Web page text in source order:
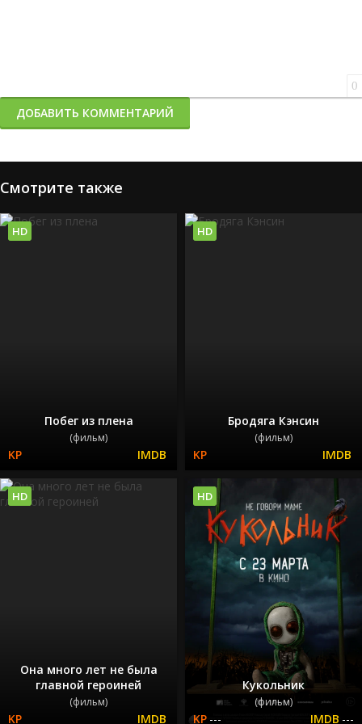
0
ДОБАВИТЬ КОММЕНТАРИЙ
Смотрите также
Побег из плена
(фильм)
HD
Бродяга Кэнсин
(фильм)
HD
Она много лет не была
главной героиней
(фильм)
HD
Кукольник
(фильм)
--- ---
HD